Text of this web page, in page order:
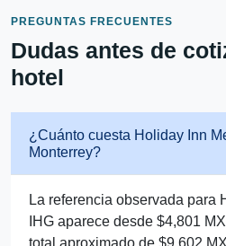
PREGUNTAS FRECUENTES
Dudas antes de
hotel
¿Cuánto cuesta Holiday Inn
Monterrey?
La referencia observada para
IHG aparece desde $4,801
total aproximado de $9,602